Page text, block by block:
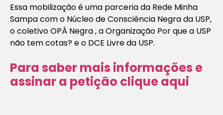
Essa mobilização é uma parceria da Rede Minha
Sampa com o Núcleo de Consciência Negra da USP,
o coletivo OPÁ Negra , a Organização Por que a USP
não tem cotas? e o DCE Livre da USP.
Para saber mais informações e
assinar a petição clique aqui